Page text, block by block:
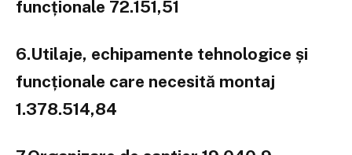
funcționale 72.151,51
6.Utilaje, echipamente tehnologice și
funcționale care necesită montaj
1.378.514,84